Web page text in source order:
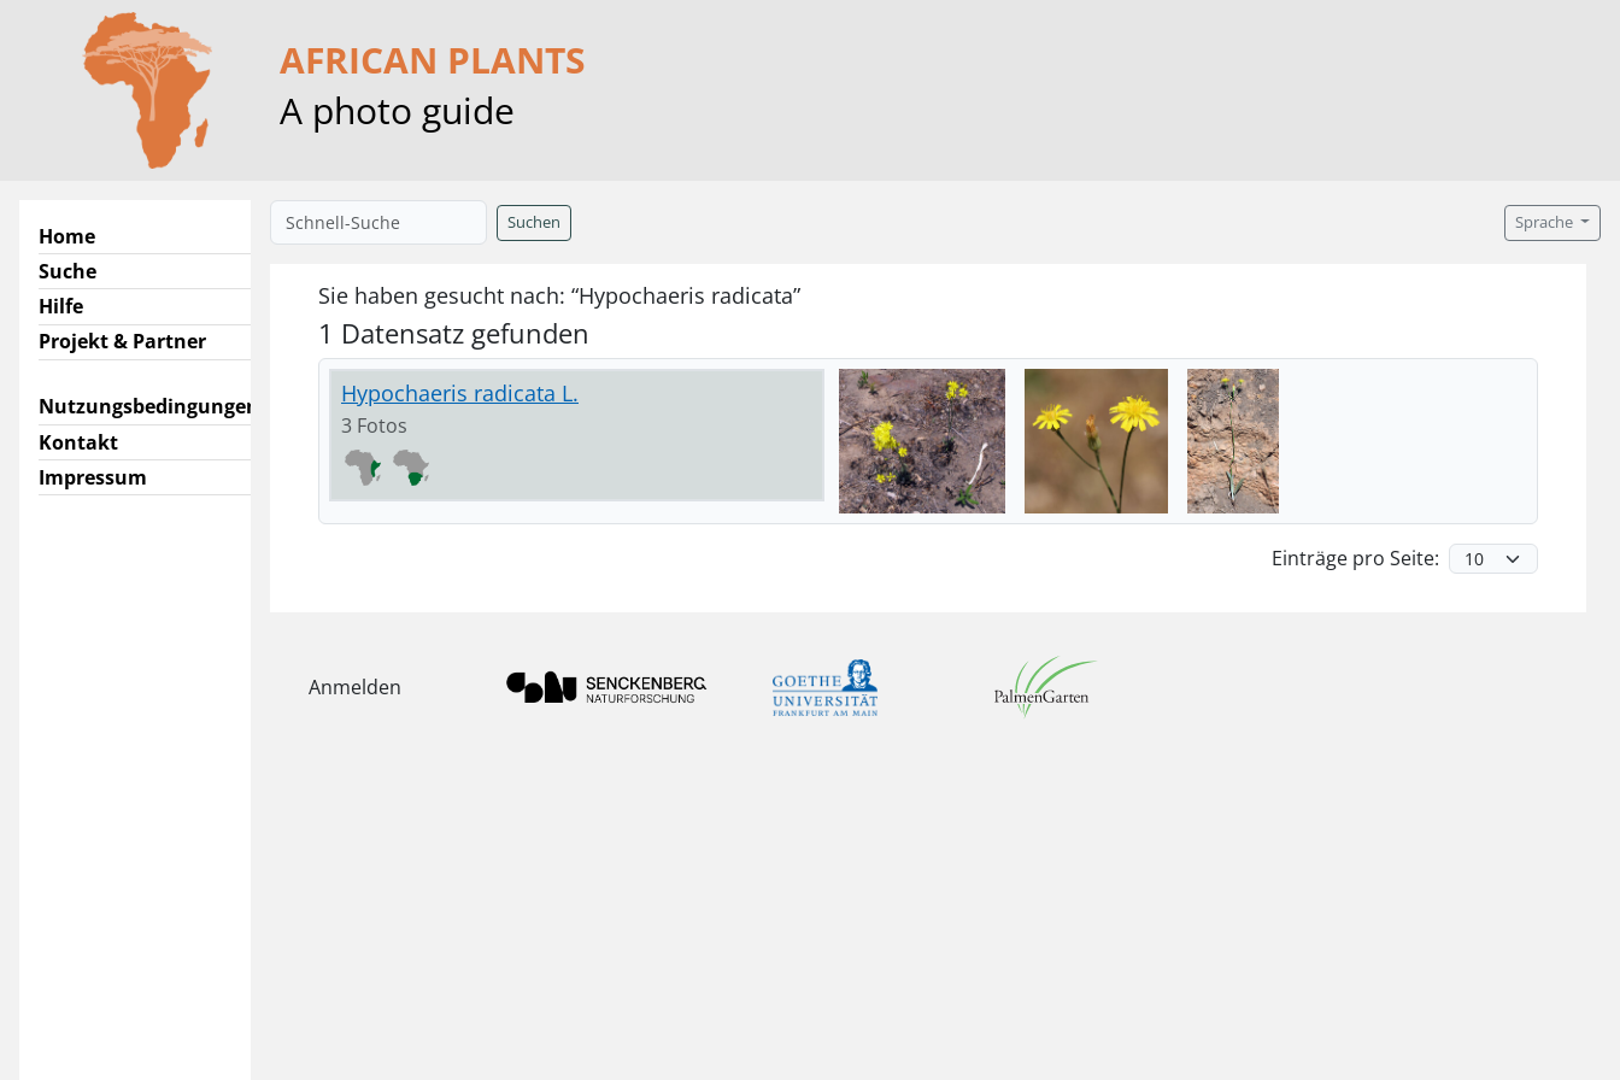
AFRICAN PLANTS
A photo guide
Home
Suche
Hilfe
Projekt & Partner
Nutzungsbedingungen
Kontakt
Impressum
Suchen Sprache
Sie haben gesucht nach: “Hypochaeris radicata”
1 Datensatz gefunden
Hypochaeris radicata L.
3 Fotos
Einträge pro Seite:
Anmelden